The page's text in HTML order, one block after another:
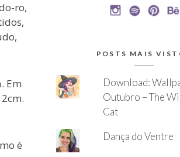
ro,
Em
é
POSTS MAIS
Download:
Outubro – The
Cat
Dança do Ventre